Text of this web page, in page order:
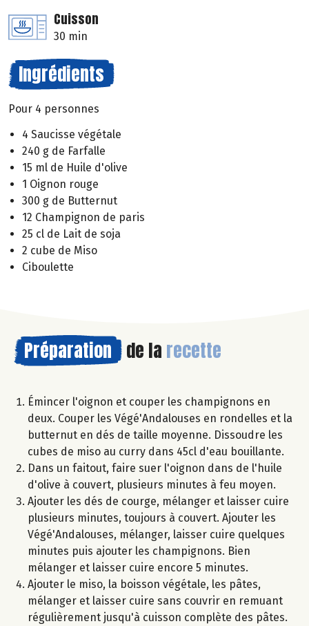
Cuisson
30 min
Ingrédients
Pour 4 personnes
4 Saucisse végétale
240 g de Farfalle
15 ml de Huile d'olive
1 Oignon rouge
300 g de Butternut
12 Champignon de paris
25 cl de Lait de soja
2 cube de Miso
Ciboulette
Préparation de la recette
Émincer l'oignon et couper les champignons en
deux. Couper les Végé'Andalouses en rondelles et la
butternut en dés de taille moyenne. Dissoudre les
cubes de miso au curry dans 45cl d'eau bouillante.
Dans un faitout, faire suer l'oignon dans de l'huile
d'olive à couvert, plusieurs minutes à feu moyen.
Ajouter les dés de courge, mélanger et laisser cuire
plusieurs minutes, toujours à couvert. Ajouter les
Végé'Andalouses, mélanger, laisser cuire quelques
minutes puis ajouter les champignons. Bien
mélanger et laisser cuire encore 5 minutes.
Ajouter le miso, la boisson végétale, les pâtes,
mélanger et laisser cuire sans couvrir en remuant
régulièrement jusqu'à cuisson complète des pâtes.